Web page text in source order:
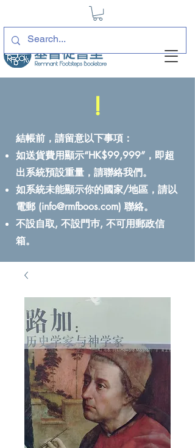
!
結帳前，請留意以下事項：
如送貨費用顯示“HK$99,999”，即超
出系統預設重量，請聯絡我們。
如系統未能顯示你的國家/地區，請以
電郵 (info@rmfboos.com) 聯絡。
不設自取, 不設門巿, 不可用郵政信
箱。